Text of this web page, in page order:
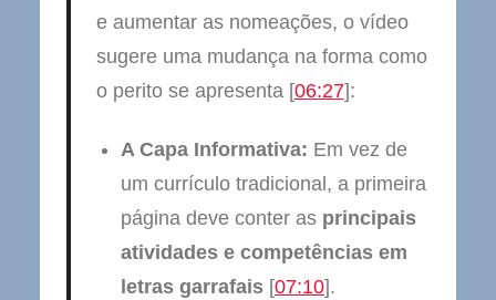
e aumentar as nomeações, o vídeo
sugere uma mudança na forma como
o perito se apresenta [06:27]:
A Capa Informativa: Em vez de
um currículo tradicional, a primeira
página deve conter as principais
atividades e competências em
letras garrafais [07:10].